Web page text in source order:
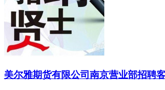
美尔雅期货有限公司南京营业部招聘